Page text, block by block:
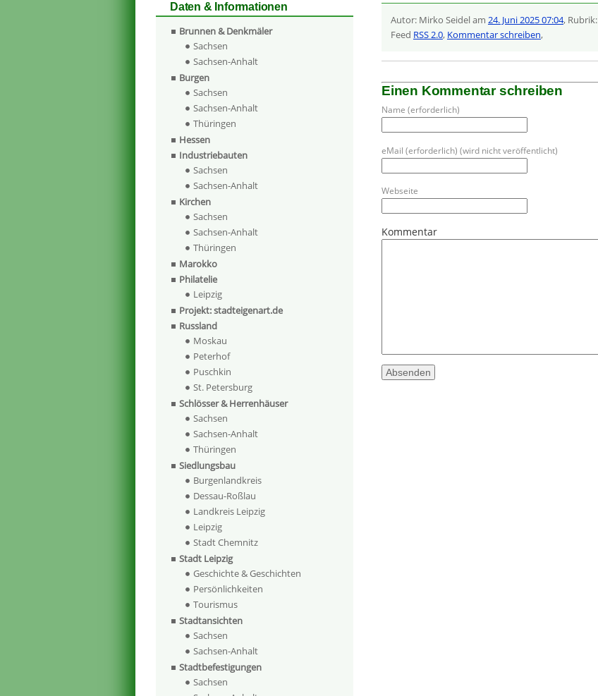
Autor: Mirko Seidel am 24. Juni 2025 07:04, Rubrik:
Feed RSS 2.0, Kommentar schreiben,
Einen Kommentar schreiben
Name (erforderlich)
eMail (erforderlich) (wird nicht veröffentlicht)
Webseite
Kommentar
Daten & Informationen
Brunnen & Denkmäler
Sachsen
Sachsen-Anhalt
Burgen
Sachsen
Sachsen-Anhalt
Thüringen
Hessen
Industriebauten
Sachsen
Sachsen-Anhalt
Kirchen
Sachsen
Sachsen-Anhalt
Thüringen
Marokko
Philatelie
Leipzig
Projekt: stadteigenart.de
Russland
Moskau
Peterhof
Puschkin
St. Petersburg
Schlösser & Herrenhäuser
Sachsen
Sachsen-Anhalt
Thüringen
Siedlungsbau
Burgenlandkreis
Dessau-Roßlau
Landkreis Leipzig
Leipzig
Stadt Chemnitz
Stadt Leipzig
Geschichte & Geschichten
Persönlichkeiten
Tourismus
Stadtansichten
Sachsen
Sachsen-Anhalt
Stadtbefestigungen
Sachsen